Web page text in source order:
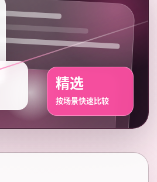
精选
按场景快速比较